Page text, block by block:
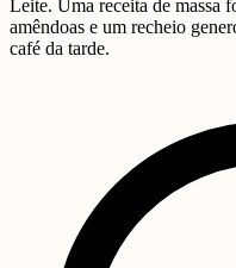
Leite. Uma receita de massa
amêndoas e um recheio
café da tarde.